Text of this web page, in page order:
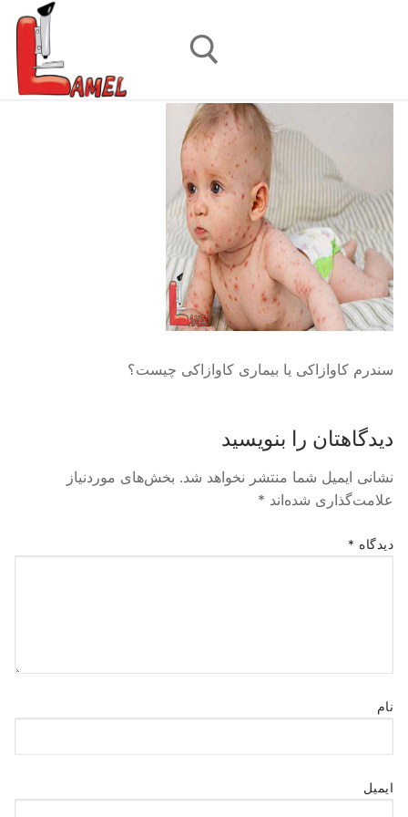
سندرم کاوازاکی یا بیماری کاوازاکی چیست؟
دیدگاهتان را بنویسید
نشانی ایمیل شما منتشر نخواهد شد. بخش‌های موردنیاز
علامت‌گذاری شده‌اند *
دیدگاه *
نام
ایمیل